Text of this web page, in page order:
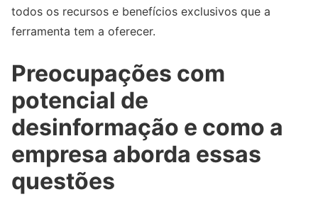
todos os recursos e benefícios exclusivos que a
ferramenta tem a oferecer.
Preocupações com
potencial de
desinformação e como a
empresa aborda essas
questões